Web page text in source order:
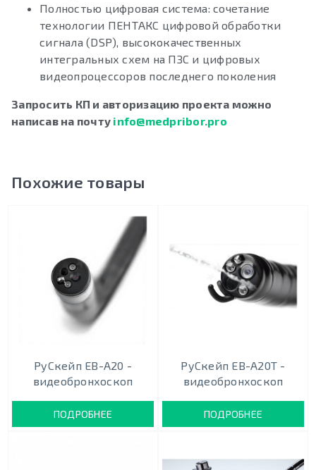
Полностью цифровая система: сочетание
технологии ПЕНТАКС цифровой обработки
сигнала (DSP), высококачественных
интегральных схем на ПЗС и цифровых
видеопроцессоров последнего поколения
Запросить КП и авторизацию проекта можно
написав на почту info@medpribor.pro
Похожие товары
РуСкейп EB-A20 -
видеобронхоскоп
ПОДРОБНЕЕ
РуСкейп EB-A20T -
видеобронхоскоп
ПОДРОБНЕЕ